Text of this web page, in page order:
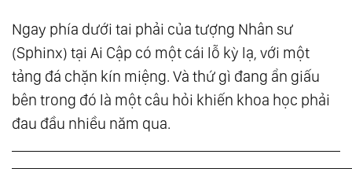
Ngay phía dưới tai phải của tượng Nhân sư
(Sphinx) tại Ai Cập có một cái lỗ kỳ lạ, với một
tảng đá chặn kín miệng. Và thứ gì đang ẩn giấu
bên trong đó là một câu hỏi khiến khoa học phải
đau đầu nhiều năm qua.